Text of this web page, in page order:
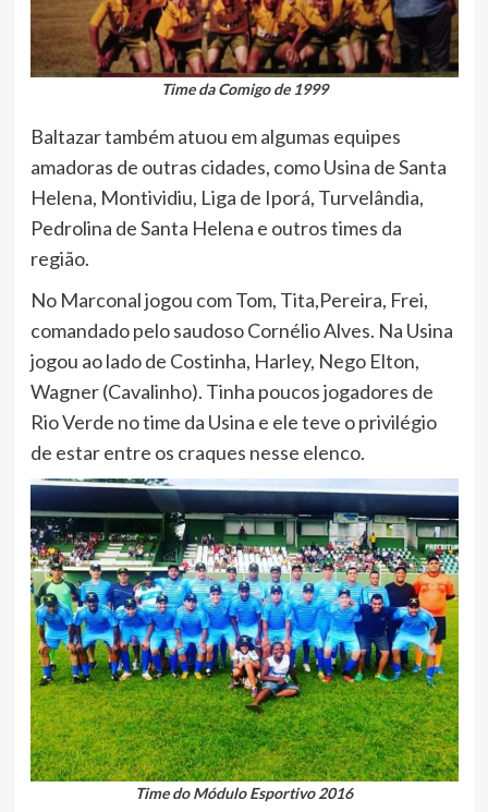
Time da Comigo de 1999
Baltazar também atuou em algumas equipes
amadoras de outras cidades, como Usina de Santa
Helena, Montividiu, Liga de Iporá, Turvelândia,
Pedrolina de Santa Helena e outros times da
região.
No Marconal jogou com Tom, Tita,Pereira, Frei,
comandado pelo saudoso Cornélio Alves. Na Usina
jogou ao lado de Costinha, Harley, Nego Elton,
Wagner (Cavalinho). Tinha poucos jogadores de
Rio Verde no time da Usina e ele teve o privilégio
de estar entre os craques nesse elenco.
Time do Módulo Esportivo 2016